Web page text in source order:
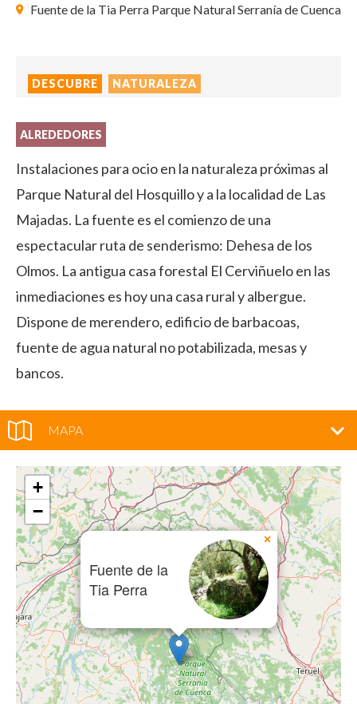
Fuente de la Tia Perra Parque Natural Serranía de Cuenca
DESCUBRE NATURALEZA
ALREDEDORES
Instalaciones para ocio en la naturaleza próximas al
Parque Natural del Hosquillo y a la localidad de Las
Majadas. La fuente es el comienzo de una
espectacular ruta de senderismo: Dehesa de los
Olmos. La antigua casa forestal El Cerviñuelo en las
inmediaciones es hoy una casa rural y albergue.
Dispone de merendero, edificio de barbacoas,
fuente de agua natural no potabilizada, mesas y
bancos.
MAPA
Fuente de la
Tia Perra
×
+
−